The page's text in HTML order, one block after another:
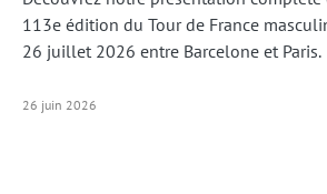
113e édition du Tour de France
26 juillet 2026 entre Barcelone et Paris.
26 juin 2026